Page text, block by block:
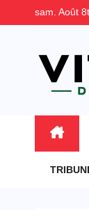
sam. Août